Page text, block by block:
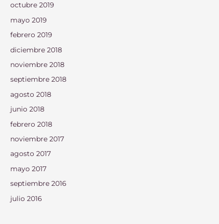
octubre 2019
mayo 2019
febrero 2019
diciembre 2018
noviembre 2018
septiembre 2018
agosto 2018
junio 2018
febrero 2018
noviembre 2017
agosto 2017
mayo 2017
septiembre 2016
julio 2016